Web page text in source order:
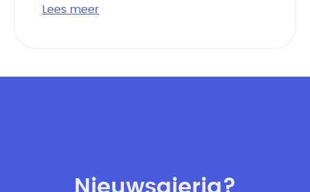
Lees meer
Nieuwsgierig?